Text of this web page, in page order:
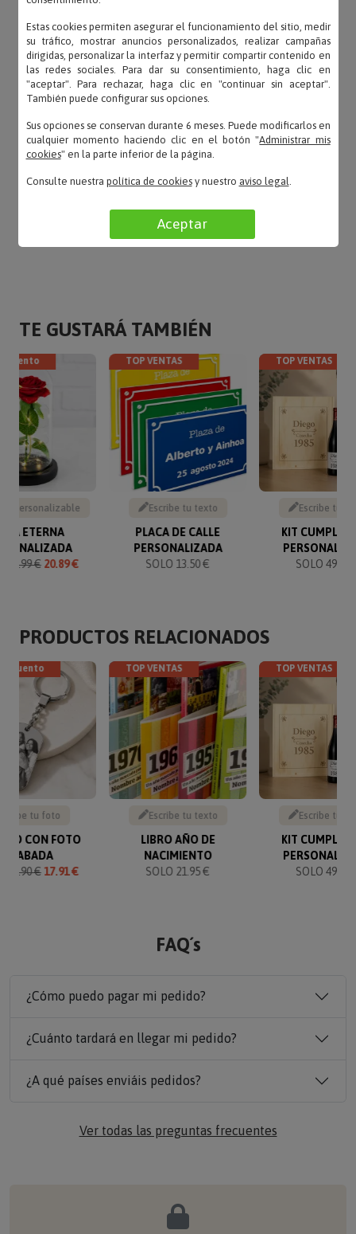
bonito y rápido – 01/02/2021
«Las tazas son bonitas, igual que en las fotos»
Carmen – 04/04/2018
LEER TODAS LAS OPINIONES
TE GUSTARÁ TAMBIÉN
personalizable
ETERNA
21.99 € 20.89 €
TOP VENTAS
Escribe tu texto
PLACA DE CALLE
PERSONALIZADA
SOLO 13.50 €
TOP VENTAS
Escribe tu
KIT
SOLO 49.90
PRODUCTOS RELACIONADOS
Sube tu foto
CON FOTO
GRABADA
19.90 €17.91 €
TOP VENTAS
Escribe tu texto
LIBRO AÑO DE
NACIMIENTO
SOLO 21.95 €
TOP VENTAS
Escribe tu
KIT
SOLO 49.90
FAQ´s
¿Cómo puedo pagar mi pedido?
¿Cuánto tardará en llegar mi pedido?
¿A qué países enviáis pedidos?
Ver todas las preguntas frecuentes
Estas cookies permiten asegurar el funcionamiento del sitio, medir
su tráfico, mostrar anuncios personalizados, realizar campañas
dirigidas, personalizar la interfaz y permitir compartir contenido en
las redes sociales. Para dar su consentimiento, haga clic en
"aceptar". Para rechazar, haga clic en "continuar sin aceptar".
También puede configurar sus opciones.
Sus opciones se conservan durante 6 meses. Puede modificarlos en
cualquier momento haciendo clic en el botón "Administrar mis
cookies" en la parte inferior de la página.
Consulte nuestra política de cookiesy nuestro aviso legal.
Aceptar